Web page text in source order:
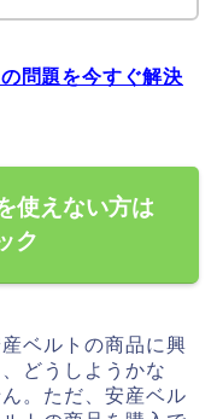
問題を今すぐ解決
使えない方は
ク
ベルトの商品に興
どうしようかな
。ただ、安産ベル